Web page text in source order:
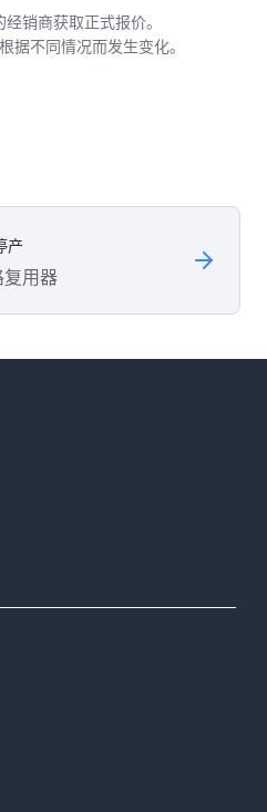
销商获取正式报价。
据不同情况而发生变化。
产
复用器